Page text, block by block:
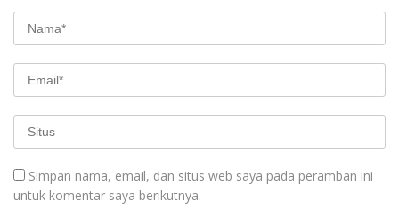
Simpan nama, email, dan situs web saya pada peramban ini
untuk komentar saya berikutnya.